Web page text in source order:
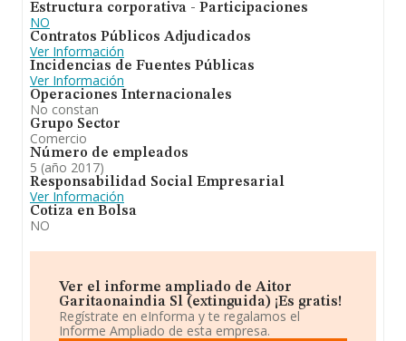
Estructura corporativa - Participaciones
NO
Contratos Públicos Adjudicados
Ver Información
Incidencias de Fuentes Públicas
Ver Información
Operaciones Internacionales
No constan
Grupo Sector
Comercio
Número de empleados
5 (año 2017)
Responsabilidad Social Empresarial
Ver Información
Cotiza en Bolsa
NO
Ver el informe ampliado de Aitor
Garitaonaindia Sl (extinguida) ¡Es gratis!
Regístrate en eInforma y te regalamos el
Informe Ampliado de esta empresa.